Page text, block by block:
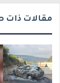
مقالات ذات